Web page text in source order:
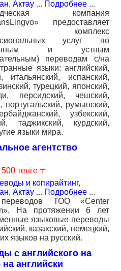
Актау ... Подробнее ...
компания
предоставляет
комплекс
услуг по
и устным
переводам с/на
языки: английский,
итальянский, испанский,
турецкий, японский,
персидский, чешский,
португальский, румынский,
узбекский,
таджикский, курдский,
языки мира.
агентство
тенге 〒
и копирайтинг,
Актау ... Подробнее ...
ТОО «Center
На протяжении 6 лет
языковые переводы
казахский, немецкий,
языков на русский.
с английского на
на английски